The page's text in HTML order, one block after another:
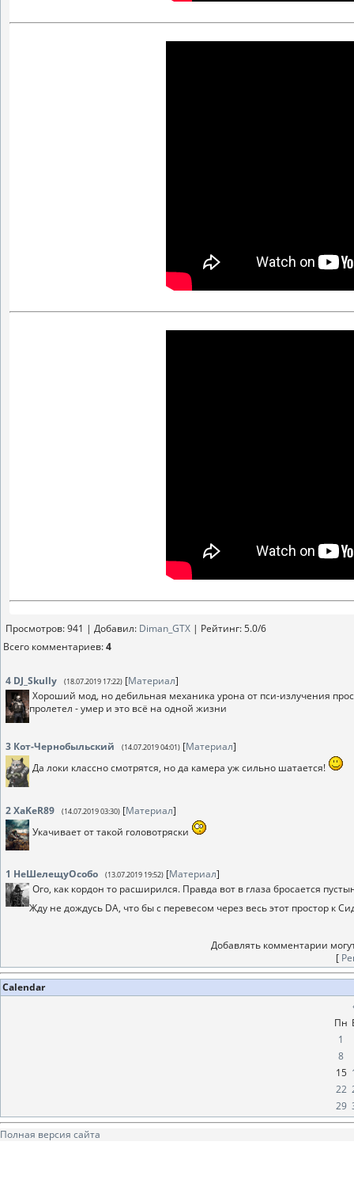
Просмотров: 941 | Добавил: Diman_GTX | Рейтинг:5.0/6
Всего комментариев:4
4 DJ_Skully (18.07.2019 17:22) [Материал]
Хороший мод, но дебильная механика урона от пси-излучения
пролетел - умер и это всё на одной жизни
3 Кот-Чернобыльский (14.07.2019 04:01) [Материал]
Да локи классно смотрятся, но да камера уж сильно шатается!
2XaKeR89 (14.07.2019 03:30) [Материал]
Укачивает от такой головотряски
1 НеШелещуОсобо (13.07.2019 19:52) [Материал]
Ого, как кордон то расширился. Правда вот в глаза бросается
Жду не дождусь DA, что бы с перевесом через весь этот простор к
Добавлять комментарии
[
Calendar
Пн
1
8
15
22
29
Полная версия сайта